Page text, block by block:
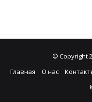
© Copyright
Главная
О нас